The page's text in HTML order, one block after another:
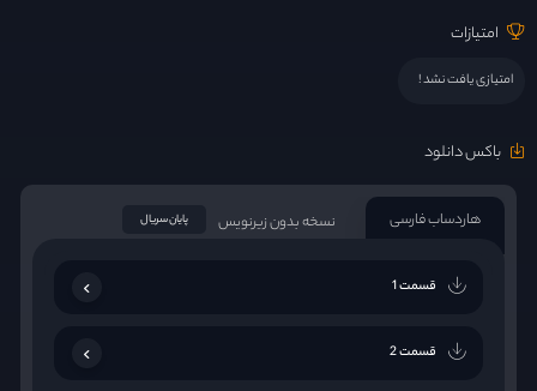
امتیازات
امتیازی یافت نشد !
باکس دانلود
هاردساب فارسی نسخه بدون زیرنویس پایان سریال
قسمت 1
قسمت 2